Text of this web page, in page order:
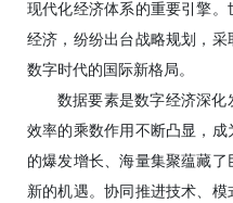
现代化经济体系的重要引擎
经济，纷纷出台战略规划，
数字时代的国际新格局。
数据要素是数字经济深
效率的乘数作用不断凸显，
的爆发增长、海量集聚蕴藏
新的机遇。协同推进技术、